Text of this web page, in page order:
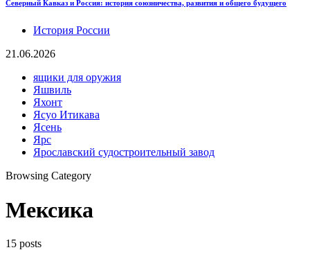
Северный Кавказ и Россия: история союзничества, развития и общего будущего
История России
21.06.2026
ящики для оружия
Яшвиль
Яхонт
Ясуо Итикава
Ясень
Ярс
Ярославский судостроительный завод
Browsing Category
Мексика
15 posts